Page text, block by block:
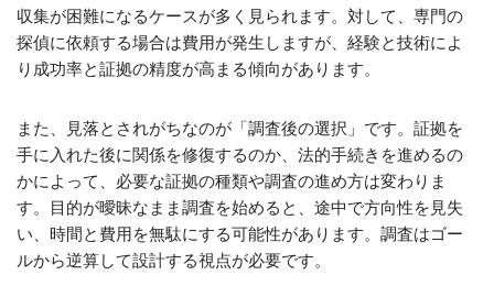
収集が困難になるケースが多く見られます。対して、専門の
探偵に依頼する場合は費用が発生しますが、経験と技術によ
り成功率と証拠の精度が高まる傾向があります。
また、見落とされがちなのが「調査後の選択」です。証拠を
手に入れた後に関係を修復するのか、法的手続きを進めるの
かによって、必要な証拠の種類や調査の進め方は変わりま
す。目的が曖昧なまま調査を始めると、途中で方向性を見失
い、時間と費用を無駄にする可能性があります。調査はゴー
ルから逆算して設計する視点が必要です。